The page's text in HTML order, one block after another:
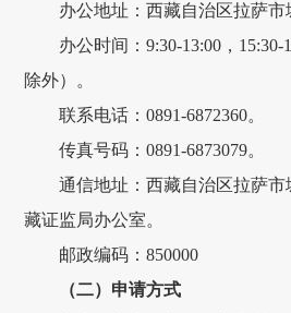
办公地址：西藏自治区拉萨市
办公时间 ：9:30-13:00 ， 15:30-
除外）。
联系电话：0891-6872360。
传真号码 ：0891-6873079。
通信地址：西藏自治区拉萨市
藏证监局办公室。
邮政编码 ：850000
（二）申请方式